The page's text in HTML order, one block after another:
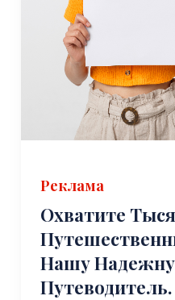
Реклама
Охватите
Нашу
Путеводитель.